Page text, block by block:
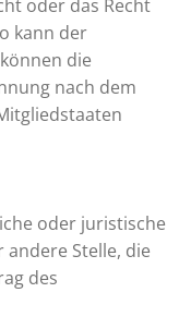
oder das Recht
kann der
die
nach dem
oder juristische
Stelle, die
des